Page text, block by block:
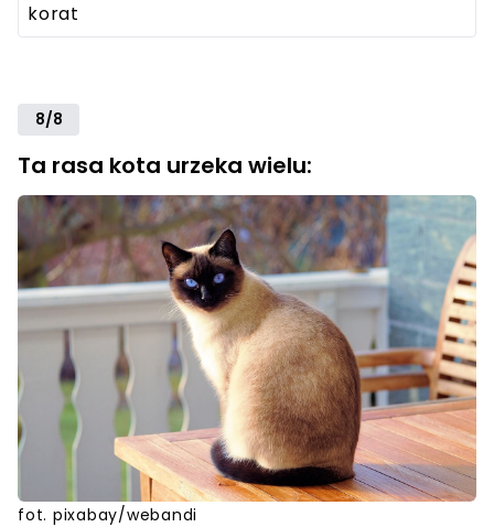
korat
8/8
Ta rasa kota urzeka wielu:
fot. pixabay/webandi